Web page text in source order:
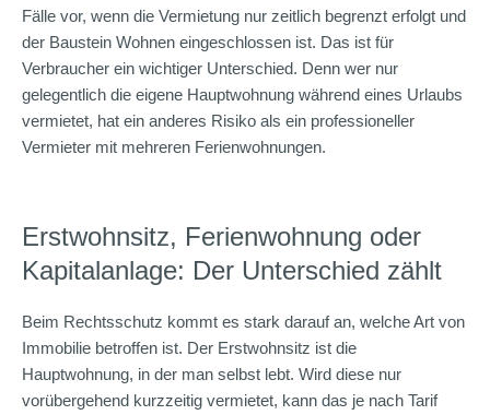
Fälle vor, wenn die Vermietung nur zeitlich begrenzt erfolgt und
der Baustein Wohnen eingeschlossen ist. Das ist für
Verbraucher ein wichtiger Unterschied. Denn wer nur
gelegentlich die eigene Hauptwohnung während eines Urlaubs
vermietet, hat ein anderes Risiko als ein professioneller
Vermieter mit mehreren Ferienwohnungen.
Erstwohnsitz, Ferienwohnung oder
Kapitalanlage: Der Unterschied zählt
Beim Rechtsschutz kommt es stark darauf an, welche Art von
Immobilie betroffen ist. Der Erstwohnsitz ist die
Hauptwohnung, in der man selbst lebt. Wird diese nur
vorübergehend kurzzeitig vermietet, kann das je nach Tarif